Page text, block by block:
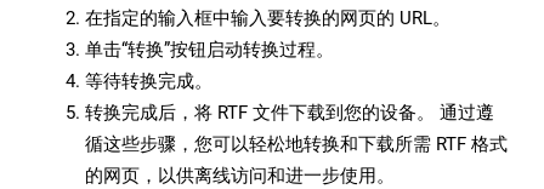
在指定的输入框中输入要转换的网页的 URL。
单击“转换”按钮启动转换过程。
等待转换完成。
转换完成后，将 RTF 文件下载到您的设备。 通过遵
循这些步骤，您可以轻松地转换和下载所需 RTF 格式
的网页，以供离线访问和进一步使用。